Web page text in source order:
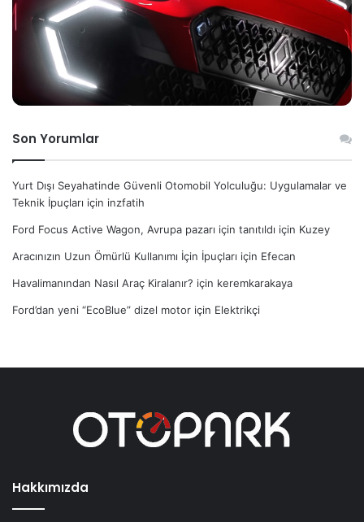
Son Yorumlar
Yurt Dışı Seyahatinde Güvenli Otomobil Yolculuğu: Uygulamalar ve
Teknik İpuçları için inzfatih
Ford Focus Active Wagon, Avrupa pazarı için tanıtıldı için Kuzey
Aracınızın Uzun Ömürlü Kullanımı İçin İpuçları için Efecan
Havalimanından Nasıl Araç Kiralanır? için keremkarakaya
Ford’dan yeni “EcoBlue” dizel motor için Elektrikçi
Hakkımızda